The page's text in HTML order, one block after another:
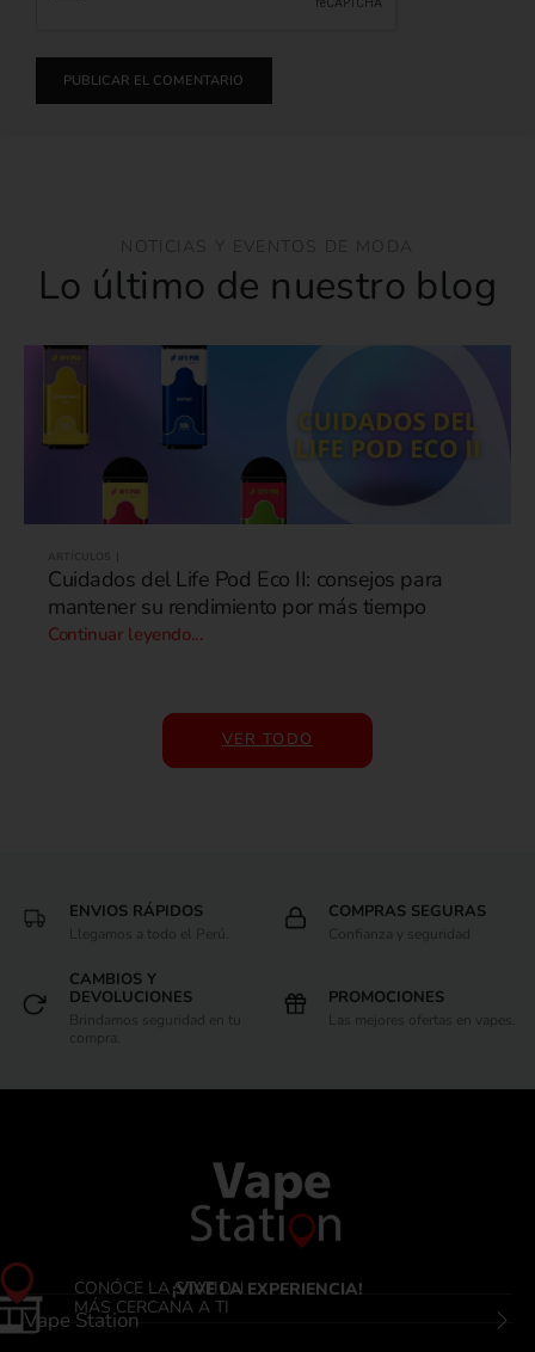
NOTICIAS Y EVENTOS DE MODA
Lo último de nuestro blog
Cuidados del Life Pod Eco II: consejos para
mantener su rendimiento por más tiempo
Continuar leyendo...
VER TODO
ENVIOS RÁPIDOS
Llegamos a todo el Perú.
COMPRAS SEGURAS
Confianza y seguridad
CAMBIOS Y
DEVOLUCIONES
Brindamos seguridad en tu
compra.
PROMOCIONES
Las mejores ofertas en vapes.
¡VIVE LA EXPERIENCIA!
CONÓCE LA STATION
MÁS CERCANA A TI
Vape Station